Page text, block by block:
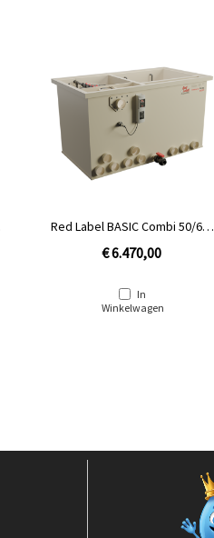
Red Label BASIC Combi 50/60 |
€ 6.470,00
In
Winkelwagen